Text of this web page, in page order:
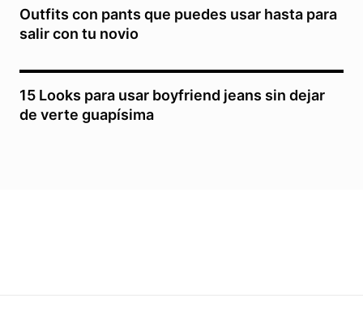
Outfits con pants que puedes usar hasta para
salir con tu novio
15 Looks para usar boyfriend jeans sin dejar
de verte guapísima